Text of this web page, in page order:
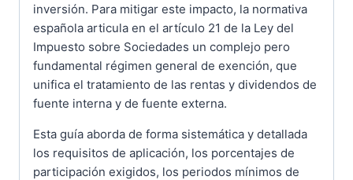
inversión. Para mitigar este impacto, la normativa
española articula en el artículo 21 de la Ley del
Impuesto sobre Sociedades un complejo pero
fundamental régimen general de exención, que
unifica el tratamiento de las rentas y dividendos de
fuente interna y de fuente externa.
Esta guía aborda de forma sistemática y detallada
los requisitos de aplicación, los porcentajes de
participación exigidos, los periodos mínimos de